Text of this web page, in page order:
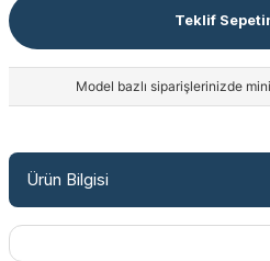
Teklif
Model bazlı siparişlerinizde
Ürün Bilgisi